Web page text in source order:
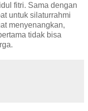
fitri. Sama dengan
untuk silaturrahmi
menyenangkan,
tidak bisa